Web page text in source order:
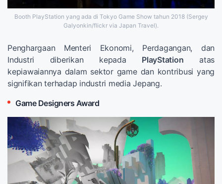
Booth PlayStation yang ada di Tokyo Game Show tahun 2018 (Sergey
Galyonkin/flickr via Japan Travel).
Penghargaan Menteri Ekonomi, Perdagangan, dan
Industri diberikan kepada PlayStation atas
kepiawaiannya dalam sektor game dan kontribusi yang
signifikan terhadap industri media Jepang.
Game Designers Award